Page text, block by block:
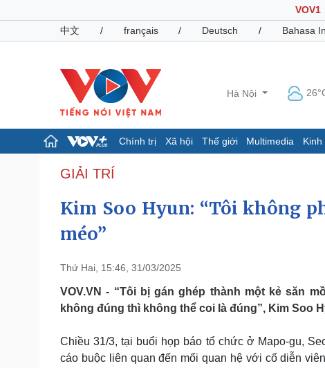
VOV1
中文
/ français / Deutsch / Bahasa
Hà Nội
Chính trị Xã hội Thế giới Multimedia Kinh
Chính trị
Tổ chức nhân sự
Quốc hội
Nhận diện sự thật
Dự báo thời tiết
Giáo dục
Pháp luật
Vụ án
Tin nóng
Quân sự - Quốc phòng
Vũ khí
GIẢI TRÍ
Kim Soo Hyun: “Tôi không
méo”
Thứ Hai, 15:46, 31/03/2025
VOV.VN - “Tôi bị gán ghép thành một kẻ săn
không đúng thì không thể coi là đúng”, Kim Soo
Chiều 31/3, tại buổi họp báo tổ chức ở Mapo-gu,
cáo buộc liên quan đến mối quan hệ với cố diễn